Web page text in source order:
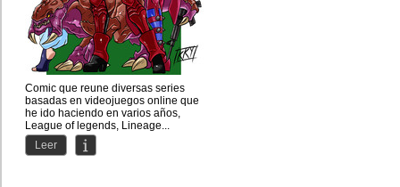
Comic que reune diversas series
basadas en videojuegos online que
he ido haciendo en varios años,
League of legends, Lineage...
Leer